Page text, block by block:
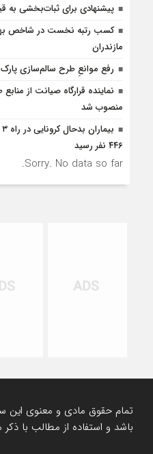
پیشنهادی برای ثبات‌بخشی به
کسب رتبه نخست در شاخص
مازندران
رفع موانع‌ِ طرح سالم‌سازی
نماینده قرارگاه صیانت از
منصوب شد
۴۴۶ نفر رسید
Sorry. No data so far.
تمام حقوق مادی و معنوی
باشد و استفاده از مطالب با